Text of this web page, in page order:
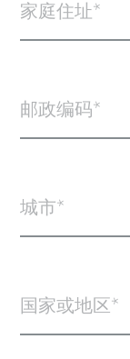
家庭住址
邮政编码
城市
国家或地区*